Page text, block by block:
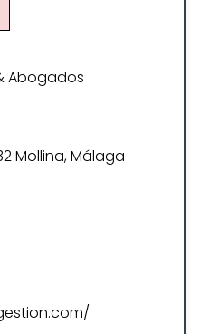
Abogados
Mollina, Málaga